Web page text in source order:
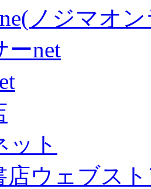
ノジマオ
ーnet
ット
店ウェブス